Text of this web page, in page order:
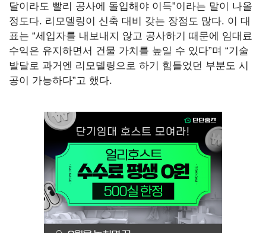
달이라도 빨리 공사에 돌입해야 이득”이라는 말이 나올
정도다. 리모델링이 신축 대비 갖는 장점도 많다. 이 대
표는 “세입자를 내보내지 않고 공사하기 때문에 임대료
수익은 유지하면서 건물 가치를 높일 수 있다”며 “기술
발달로 과거엔 리모델링으로 하기 힘들었던 부분도 시
공이 가능하다”고 했다.